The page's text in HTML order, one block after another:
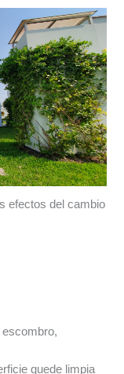
efectos del cambio
escombro,
quede limpia